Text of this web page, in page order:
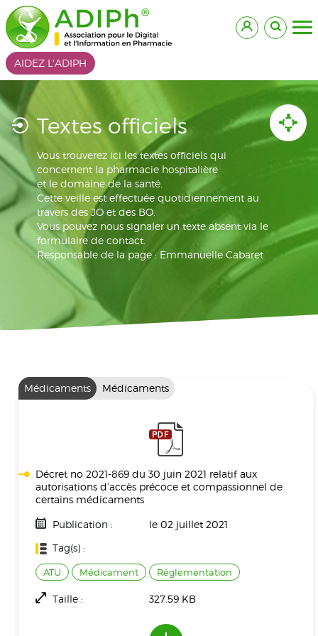
AIDEZ L'ADIPH
Textes officiels
Vous trouverez ici les textes officiels qui
concernent la pharmacie hospitalière
et le domaine de la santé.
Cette veille est effectuée quotidiennement au
travers des JO et des BO.
Vous pouvez nous signaler un texte absent via le
formulaire de contact.
Responsable de la page : Emmanuelle Cabaret
Médicaments Médicaments
Décret no 2021-869 du 30 juin 2021 relatif aux
autorisations d’accès précoce et compassionnel de
certains médicaments
Publication :
le 02 juillet 2021
Tag(s) :
ATU Médicament Réglementation
Taille : 327.59 KB
863